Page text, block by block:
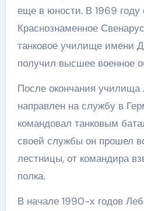
еще в юности. В 1969 году
Краснознаменное
танковое училище имени
получил высшее военное
После окончания
направлен на службу в
командовал танковым
своей службы он прошел
лестницы, от командира
полка.
В начале 1990-х годов